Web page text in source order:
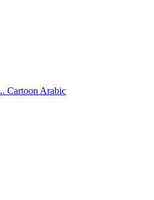
صديقى الارنب كارتون عربى .. Cartoon Arabic